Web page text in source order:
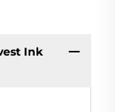
Ink